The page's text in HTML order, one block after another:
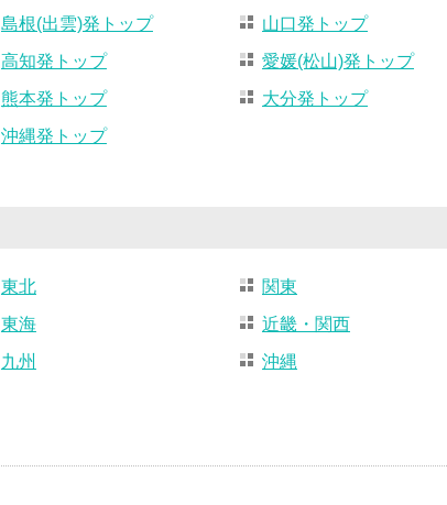
島根(出雲)発トップ 山口発トップ
高知発トップ 愛媛(松山)発トップ
熊本発トップ 大分発トップ
沖縄発トップ
東北 関東
東海 近畿・関西
九州 沖縄